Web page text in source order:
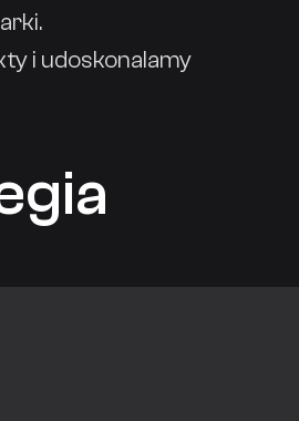
i udoskonalamy